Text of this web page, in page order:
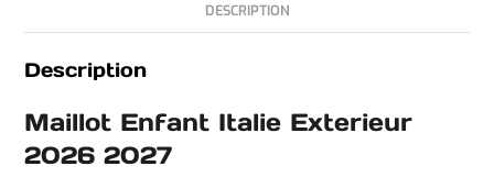
DESCRIPTION
Description
Maillot Enfant Italie Exterieur
2026 2027